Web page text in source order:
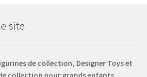
site
de collection, Designer Toys et
collection pour grands enfants.